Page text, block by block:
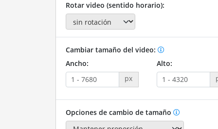
Rotar video (sentido horario):
Cambiar tamaño del video:
Ancho:
px
Alto:
Opciones de cambio de tamaño